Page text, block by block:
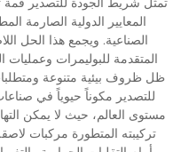
المعايير الدولية الصارمة
الصناعية. ويجمع هذا الحل
المتقدمة للبوليمرات وعمليات
ظل ظروف بيئية متنوعة
للتصدير مكوناً حيوياً في
مستوى العالم، حيث لا يمكن
تركيبته المتطورة مركبات